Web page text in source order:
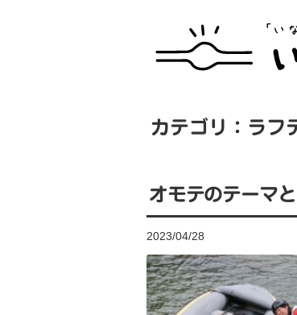
カテゴリ：ラフ
オモテのテーマ
2023/04/28